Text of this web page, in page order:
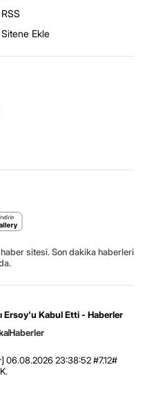
RSS
Sitene Ekle
sitesi. Son dakika haberleri
Ersoy'u Kabul Etti - Haberler
Haberler
06.08.2026 23:38:52 #7.12#